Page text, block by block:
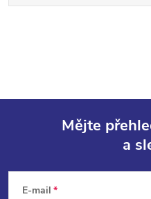
Mějte
a
E-mail